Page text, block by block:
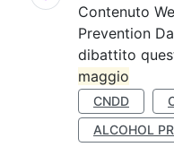
Contenuto
Prevention
dibattito
maggio
CNDD
ALCOHOL